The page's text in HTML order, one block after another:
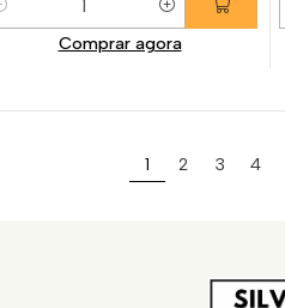
Comprar agora
1 2 3 4